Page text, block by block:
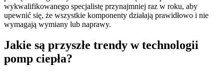
wykwalifikowanego specjalistę przynajmniej raz w roku, aby
upewnić się, że wszystkie komponenty działają prawidłowo i nie
wymagają wymiany lub naprawy.
Jakie są przyszłe trendy w technologii
pomp ciepła?